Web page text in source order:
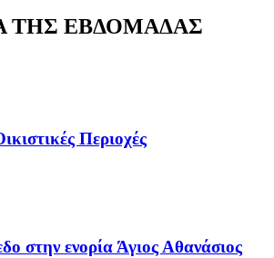
ΤΗΣ ΕΒΔΟΜΑΔΑΣ
Περιοχές
στην ενορία Άγιος Αθανάσιος